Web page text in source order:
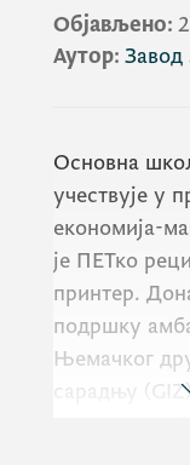
Објављено:
Аутор: Завод
Основна
учествује у
економија-
је ПЕТко
принтер.
подршку
Њемачког
(GIZ